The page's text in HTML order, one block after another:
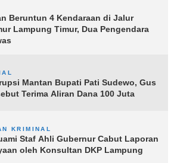
Beruntun 4 Kendaraan di Jalur
Lampung Timur, Dua Pengendara
Mantan Bupati Pati Sudewo, Gus
Terima Aliran Dana 100 Juta
KRIMINAL
Staf Ahli Gubernur Cabut Laporan
oleh Konsultan DKP Lampung